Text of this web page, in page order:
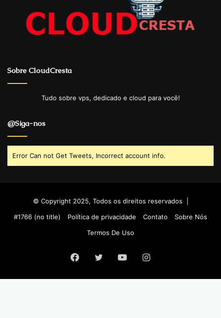
Sobre CloudCresta
Tudo sobre vps, dedicado e cloud para você!
@Siga-nos
Error Can not Get Tweets, Incorrect account info.
© Copyright 2025, Todos os direitos reservados |
#1766 (no title)
Política de privacidade Contato
Sobre Nós
Termos De Uso
Facebook
Twitter YouTubeInstagram